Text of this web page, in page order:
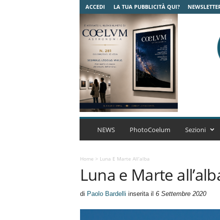
ACCEDI LA TUA PUBBLICITÀ QUI?
C
A
r
NEWS PhotoCoelum Sezioni
Home > Luna E Marte All’alba
Luna e Marte
di Paolo Bardelli inserita il 6 Settembre 2020